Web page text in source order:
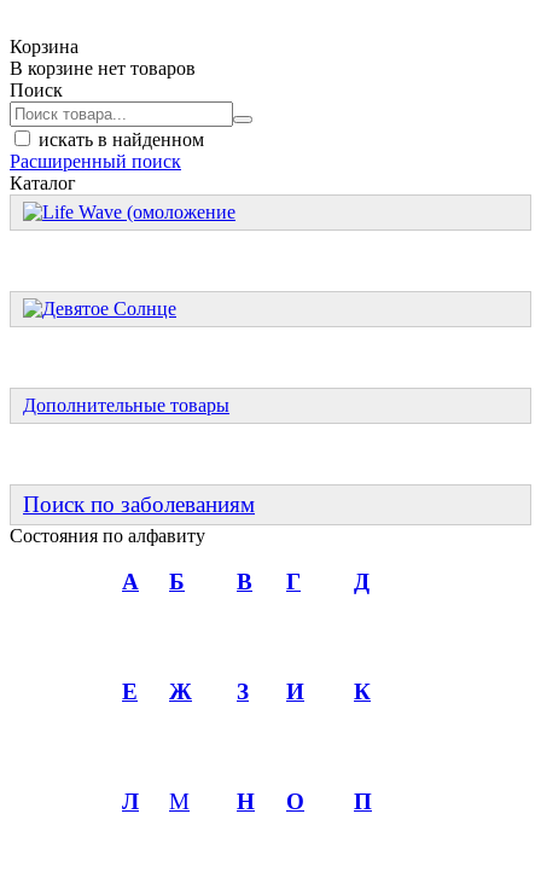
Корзина
В корзине нет товаров
Поиск
искать в найденном
Расширенный поиск
Каталог
Дополнительные товары
Поиск по заболеваниям
Состояния по алфавиту
А Б В Г Д
Е Ж З И К
Л М Н О П